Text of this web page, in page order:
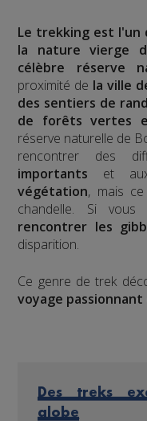
Le trekking est l'un
la nature vierge
célèbre réserve
proximité de la ville
des sentiers de
de forêts vertes
réserve naturelle de
rencontrer des
importants et
végétation, mais
chandelle. Si
rencontrer les
disparition.
Ce genre de trek
voyage
Des treks
globe